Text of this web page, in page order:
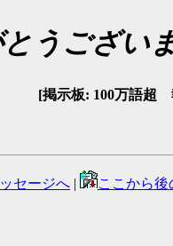
うござい
[掲示板: 100万語超
セージへ | ここから